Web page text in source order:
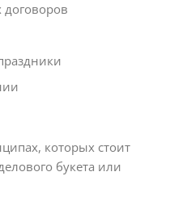
которых стоит
букета или